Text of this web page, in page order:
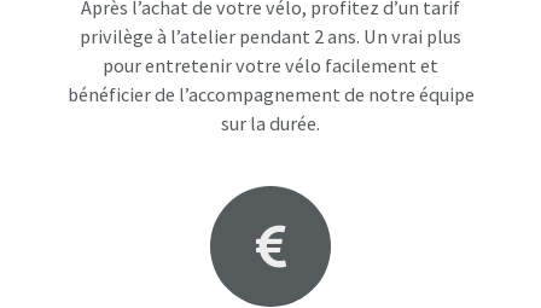
Après l’achat de votre vélo, profitez d’un tarif
privilège à l’atelier pendant 2 ans. Un vrai plus
pour entretenir votre vélo facilement et
bénéficier de l’accompagnement de notre équipe
sur la durée.